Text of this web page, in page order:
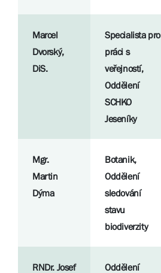
Marcel
Dvorský,
DiS.
Specialista pro
práci s
veřejností,
Oddělení
SCHKO
Jeseníky
Mgr.
Martin
Dýma
Botanik,
Oddělení
sledování
stavu
biodiverzity
RNDr. Josef
Oddělení